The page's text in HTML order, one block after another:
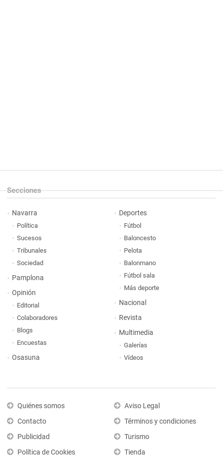
Secciones
Navarra
Política
Sucesos
Tribunales
Sociedad
Pamplona
Opinión
Editorial
Colaboradores
Blogs
Encuestas
Osasuna
Deportes
Fútbol
Baloncesto
Pelota
Balonmano
Fútbol sala
Más deporte
Nacional
Revista
Multimedia
Galerías
Vídeos
Quiénes somos
Contacto
Publicidad
Política de Cookies
Aviso Legal
Términos y condiciones
Turismo
Tienda